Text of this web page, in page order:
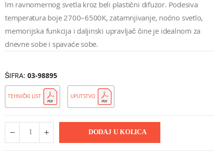
lm ravnomernog svetla kroz beli plastični difuzor. Podesiva
temperatura boje 2700–6500K, zatamnjivanje, noćno svetlo,
memorijska funkcija i daljinski upravljač čine je idealnom za
dnevne sobe i spavaće sobe.
ŠIFRA 03-98895
TEHNIČKI LIST UPUTSTVO
DODAJ U KOLICA